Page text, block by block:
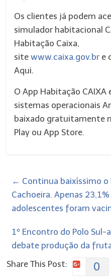
Os clientes já podem
simulador habitacional
Habitação Caixa,
sitewww.caixa.gov.br e
Aqui.
O App Habitação CAIXA
sistemas operacionais
baixado gratuitamente
Play ouApp Store.
← Continua baixíssimo
Cachoeira. Apenas
adolescentes foram
1º Encontro do Polo
debate produção da
Share This Post:
0